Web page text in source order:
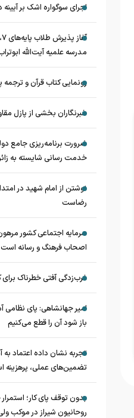
اجرای سوگواره اشک بر آیینه
مدرسه علمیه آیت‌الله
رونمایی کتاب قرآن و ترجمه
خبرنگاران بخشی از پازل
ضرورت برنامه‌ریزی جامع
خدمت رسانی شایسته به
نوشتن از امام شهید در
رضاست
سرمایه اجتماعی کشور
اصحاب فرهنگ و رسانه است
غرب‌زدگی آفتی خطرناک
امیر جهانشاهی: پای نظامی
باز شود آن را قطع می‌کنیم
تجربه نشان داده اعتماد به
تضمین‌های عملی، پرهزینه
بدون توقف پای کار؛
روحانیون شیراز در موکب